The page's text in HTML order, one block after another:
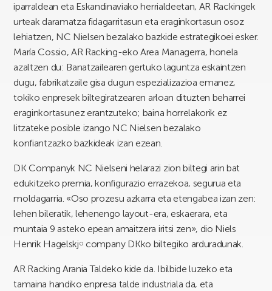
iparraldean eta Eskandinaviako herrialdeetan, AR Rackingek
urteak daramatza fidagarritasun eta eraginkortasun osoz
lehiatzen, NC Nielsen bezalako bazkide estrategikoei esker.
María Cossio, AR Racking-eko Area Managerra, honela
azaltzen du: Banatzailearen gertuko laguntza eskaintzen
dugu, fabrikatzaile gisa dugun espezializazioa emanez,
tokiko enpresek biltegiratzearen arloan dituzten beharrei
eraginkortasunez erantzuteko; baina horrelakorik ez
litzateke posible izango NC Nielsen bezalako
konfiantzazko bazkideak izan ezean.
DK Companyk NC Nielseni helarazi zion biltegi arin bat
edukitzeko premia, konfigurazio errazekoa, segurua eta
moldagarria. «Oso prozesu azkarra eta etengabea izan zen:
lehen bileratik, lehenengo layout-era, eskaerara, eta
muntaia 9 asteko epean amaitzera iritsi zen», dio Niels
Henrik Hagelskj￮ company DKko biltegiko arduradunak.
AR Racking Arania Taldeko kide da. Ibilbide luzeko eta
tamaina handiko enpresa talde industriala da, eta